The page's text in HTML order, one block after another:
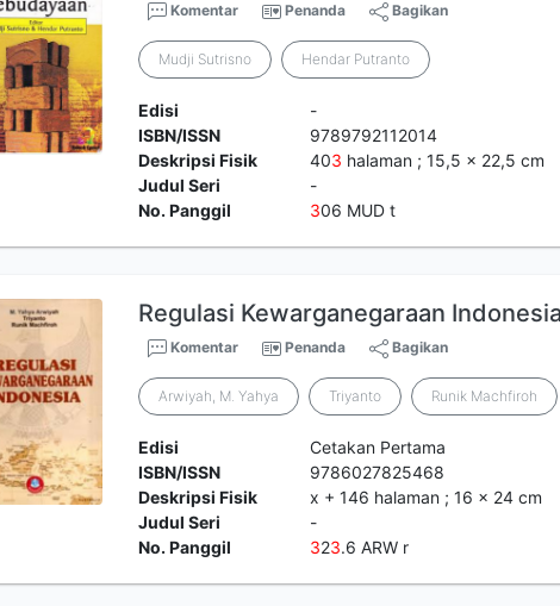
Komentar Penanda Bagikan
Mudji Sutrisno Hendar Putranto
Edisi
-
ISBN/ISSN
9789792112014
Deskripsi Fisik
403 halaman ; 15,5 x 22,5 cm
Judul Seri
-
No. Panggil
306 MUD t
Regulasi Kewarganegaraan Indonesia
Komentar Penanda Bagikan
Arwiyah, M. Yahya Triyanto Runik Machfiroh
Edisi
Cetakan Pertama
ISBN/ISSN
9786027825468
Deskripsi Fisik
x + 146 halaman ; 16 x 24 cm
Judul Seri
-
No. Panggil
323.6 ARW r